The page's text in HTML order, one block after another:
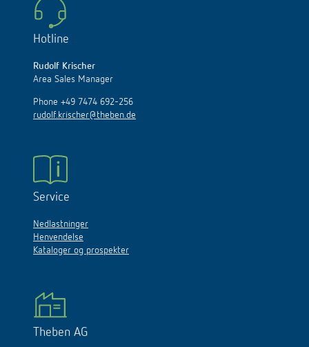
Hotline
Rudolf Krischer
Area Sales Manager
Phone +49 7474 692-256
rudolf.krischer@theben.de
Service
Nedlastninger
Henvendelse
Kataloger og prospekter
Theben AG